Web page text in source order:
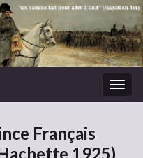
Français
1925)